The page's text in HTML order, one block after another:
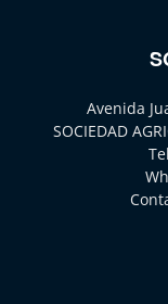
Avenida
SOCIEDAD